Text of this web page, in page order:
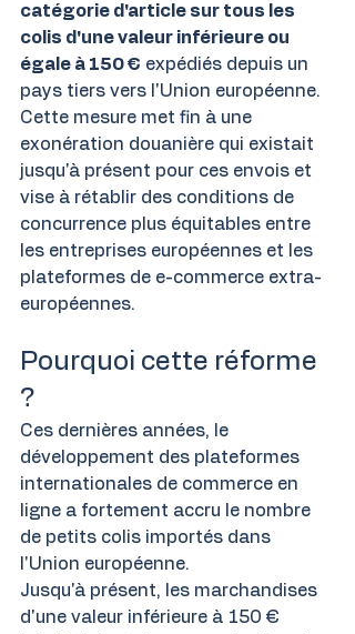
catégorie d'article sur tous les
colis d'une valeur inférieure ou
égale à 150 € expédiés depuis un
pays tiers vers l'Union européenne.
Cette mesure met fin à une
exonération douanière qui existait
jusqu'à présent pour ces envois et
vise à rétablir des conditions de
concurrence plus équitables entre
les entreprises européennes et les
plateformes de e-commerce extra-
européennes.
Pourquoi cette réforme
?
Ces dernières années, le
développement des plateformes
internationales de commerce en
ligne a fortement accru le nombre
de petits colis importés dans
l'Union européenne.
Jusqu'à présent, les marchandises
d'une valeur inférieure à 150 €